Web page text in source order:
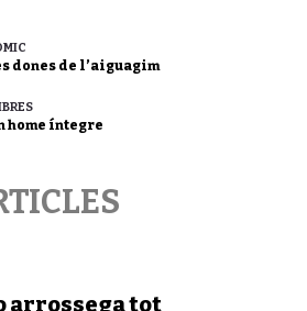
dones de l’aiguagim
home íntegre
arrossega tot